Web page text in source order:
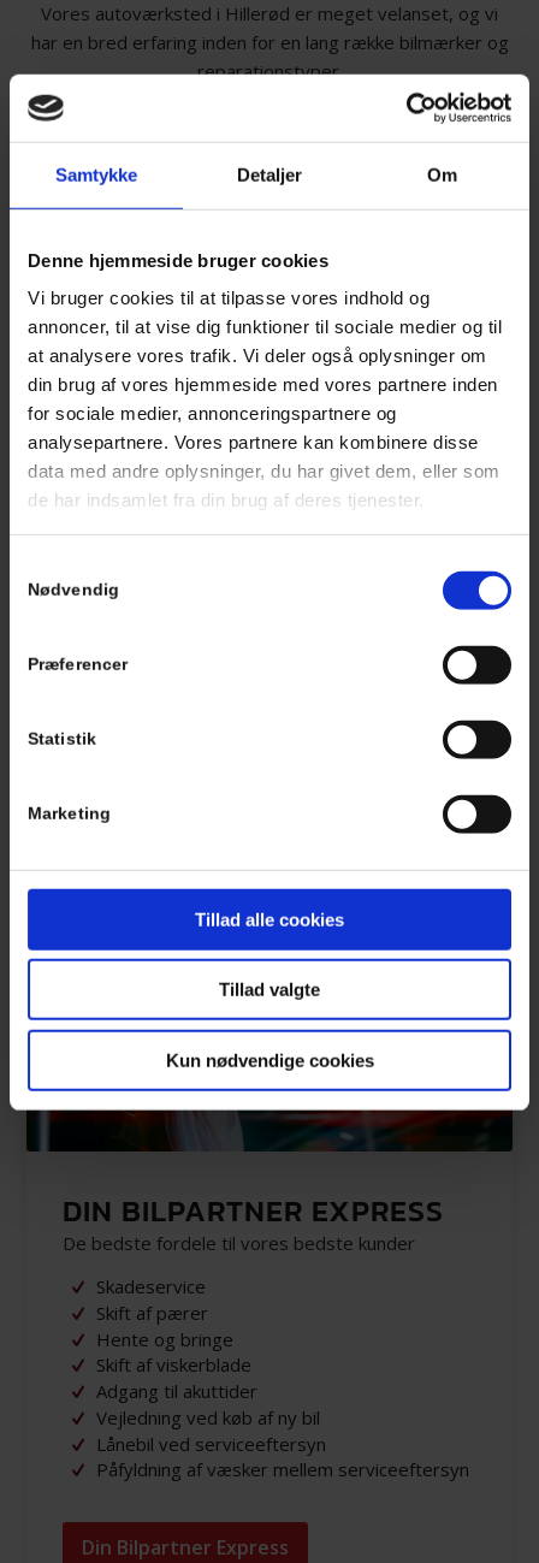
Samtykke Detaljer Om
Denne hjemmeside bruger cookies
Vi bruger cookies til at tilpasse vores indhold og
annoncer, til at vise dig funktioner til sociale medier og til
at analysere vores trafik. Vi deler også oplysninger om
din brug af vores hjemmeside med vores partnere inden
for sociale medier, annonceringspartnere og
analysepartnere. Vores partnere kan kombinere disse
data med andre oplysninger, du har givet dem, eller som
de har indsamlet fra din brug af deres tjenester.
Nødvendig
Præferencer
Statistik
Marketing
Tillad alle cookies
Tillad valgte
Kun nødvendige cookies
Vores autoværksted i Hillerød er meget velanset, og vi
har en bred erfaring inden for en lang række bilmærker og
reparationstyper.
BOOK ONLINE
Når du vil – hvor du vil
Altid åbent
Fordi din tid er kostbar
Book online
DIN BILPARTNER EXPRESS
De bedste fordele til vores bedste kunder
Skadeservice
Skift af pærer
Hente og bringe
Skift af viskerblade
Adgang til akuttider
Vejledning ved køb af ny bil
Lånebil ved serviceeftersyn
Påfyldning af væsker mellem serviceeftersyn
Din Bilpartner Express